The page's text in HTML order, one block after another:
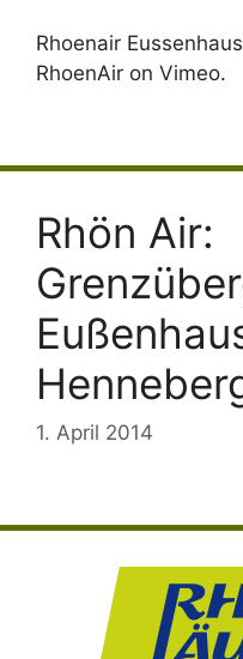
Rhoenair
RhoenAir on Vimeo.
Rhön Air:
1. April 2014